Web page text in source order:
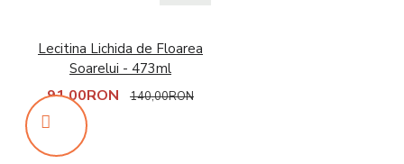
Lecitina Lichida de Floarea
Soarelui - 473ml
91,00RON 140,00RON